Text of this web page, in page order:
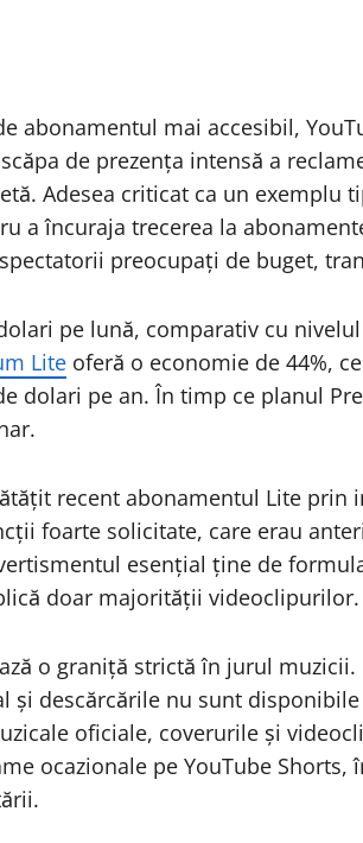
abonamentul mai accesibil,
de prezența intensă a
Adesea criticat ca un exemplu
a încuraja trecerea la
preocupați de buget,
pe lună, comparativ cu
Lite oferă o economie de 44%,
dolari pe an. În timp ce planul
recent abonamentul Lite
foarte solicitate, care erau
esențial ține de
doar majorității videoclipurilor.
o graniță strictă în jurul muzicii.
și descărcările nu sunt
oficiale, coverurile și
ocazionale pe YouTube